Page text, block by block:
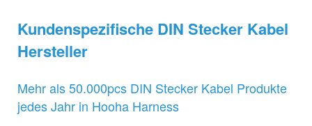
Kundenspezifische DIN Stecker Kabel
Hersteller
Mehr als 50.000pcs DIN Stecker Kabel Produkte
jedes Jahr in Hooha Harness